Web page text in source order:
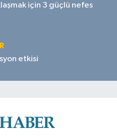
için 3 güçlü nefes
etkisi